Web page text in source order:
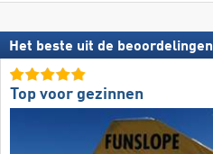
Het beste uit de beoordelingen
Top voor gezinnen